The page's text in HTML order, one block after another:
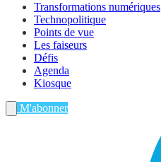
Transformations numériques
Technopolitique
Points de vue
Les faiseurs
Défis
Agenda
Kiosque
M'abonner